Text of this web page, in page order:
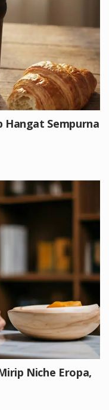
Hangat Sempurna
Niche Eropa,